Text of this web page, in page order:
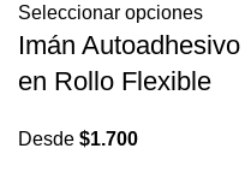
Seleccionar opciones
Imán Autoadhesivo
en Rollo Flexible
Desde $1.700